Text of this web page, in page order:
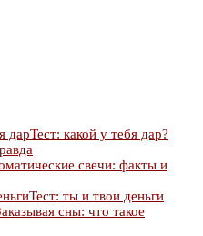
Тест: какой у тебя дар?
свечи: факты и
Тест: ты и твои деньги
сны: что такое